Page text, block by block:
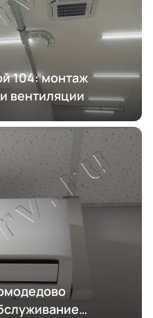
104: монтаж
вентиляции